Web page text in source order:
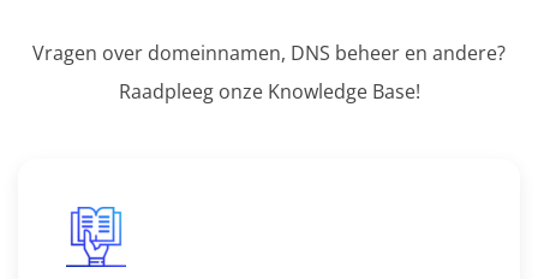
Vragen over domeinnamen, DNS beheer en andere?
Raadpleeg onze Knowledge Base!